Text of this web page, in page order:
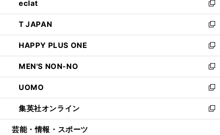
く
で
開
く
ド
ウ
で
開
く
ィ
ン
ド
ウ
で
開
く
い
ウ
ィ
ン
ド
ウ
で
開
く
eclat
新
し
い
ウ
ィ
ン
ド
ウ
で
開
く
T JAPAN
新
し
い
ウ
ィ
ン
ド
ウ
で
開
HAPPY PLUS ONE
新
し
い
ウ
ィ
ン
ド
ウ
MEN'S NON-NO
新
し
い
ウ
ィ
ン
UOMO
新
し
い
ウ
集英社オンライン
新
し
芸能・情報・スポーツ